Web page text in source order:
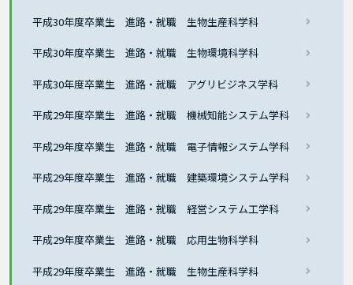
平成30年度卒業生 進路・就職 生物生産科学科
平成30年度卒業生 進路・就職 生物環境科学科
平成30年度卒業生 進路・就職 アグリビジネス学科
平成29年度卒業生 進路・就職 機械知能システム学科
平成29年度卒業生 進路・就職 電子情報システム学科
平成29年度卒業生 進路・就職 建築環境システム学科
平成29年度卒業生 進路・就職 経営システム工学科
平成29年度卒業生 進路・就職 応用生物科学科
平成29年度卒業生 進路・就職 生物生産科学科